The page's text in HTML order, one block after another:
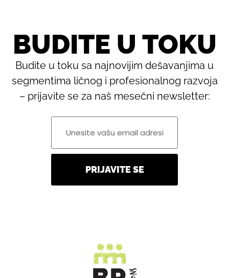
BUDITE U TOKU
Budite u toku sa najnovijim dešavanjima u
segmentima ličnog i profesionalnog razvoja
– prijavite se za naš mesečni newsletter:
PRIJAVITE SE